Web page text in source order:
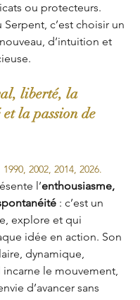
ou protecteurs.
c’est choisir un
d’intuition et
liberté, la
la passion de
2002, 2014, 2026.
l’enthousiasme,
: c’est un
explore et qui
idée en action. Son
dynamique,
le mouvement,
d’avancer sans